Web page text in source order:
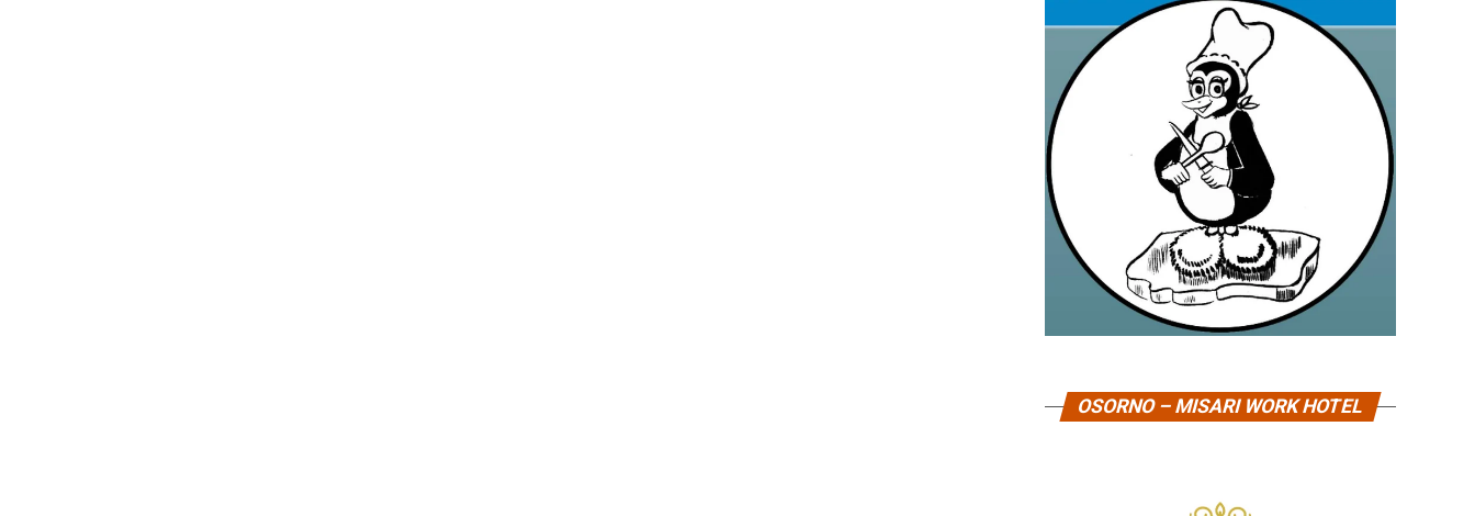
OSORNO – MISARI WORK HOTEL